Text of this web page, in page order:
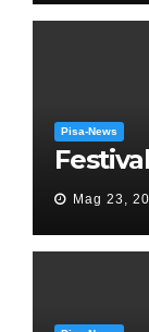
Pisa-News
Mag 23,